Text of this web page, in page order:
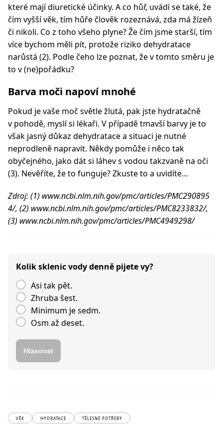
které mají diuretické účinky. A co hůř, uvádí se také, že
čím vyšší věk, tím hůře člověk rozeznává, zda má žízeň
či nikoli. Co z toho všeho plyne? Že čím jsme starší, tím
více bychom měli pít, protože riziko dehydratace
narůstá (2). Podle čeho lze poznat, že v tomto směru je
to v (ne)pořádku?
Barva moči napoví mnohé
Pokud je vaše moč světle žlutá, pak jste hydratačně
v pohodě, myslí si lékaři. V případě tmavší barvy je to
však jasný důkaz dehydratace a situaci je nutné
neprodleně napravit. Někdy pomůže i něco tak
obyčejného, jako dát si láhev s vodou takzvaně na oči
(3). Nevěříte, že to funguje? Zkuste to a uvidíte…
Zdroj: (1) www.ncbi.nlm.nih.gov/pmc/articles/PMC290895
4/, (2) www.ncbi.nlm.nih.gov/pmc/articles/PMC8233832/,
(3) www.ncbi.nlm.nih.gov/pmc/articles/PMC4949298/
Kolik sklenic vody denně pijete vy?
Asi tak pět.
Zhruba šest.
Minimum je sedm.
Osm až deset.
Hlasovat
VĚK HYDRATACE TĚLESNÉ POTŘEBY